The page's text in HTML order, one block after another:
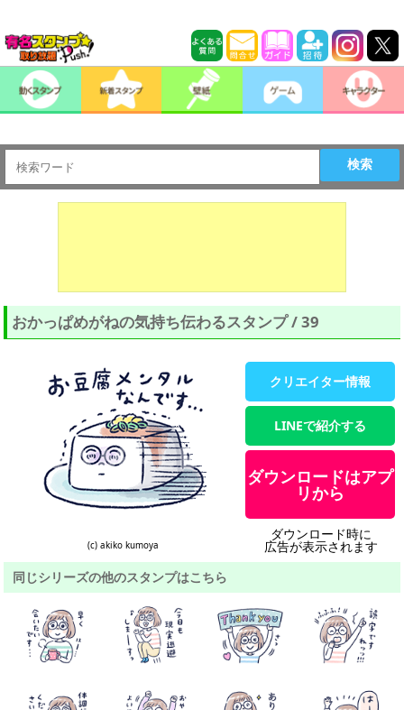
検索
おかっぱめがねの気持ち伝わるスタンプ / 39
(c) akiko kumoya
クリエイター情報
LINEで紹介する
ダウンロードはアプ
リから
ダウンロード時に
広告が表示されます
同じシリーズの他のスタンプはこちら